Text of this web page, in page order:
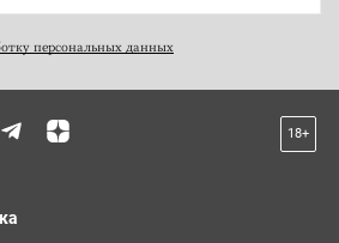
персональных данных
18+